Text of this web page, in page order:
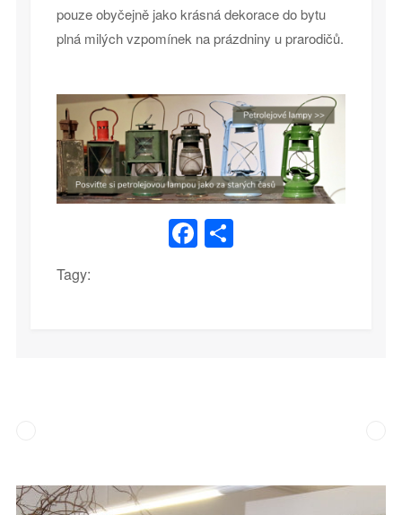
pouze obyčejně jako krásná dekorace do bytu
plná milých vzpomínek na prázdniny u prarodičů.
Facebook
Share
Tagy: